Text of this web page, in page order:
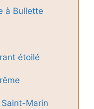
à Bullette
étoilé
Marin